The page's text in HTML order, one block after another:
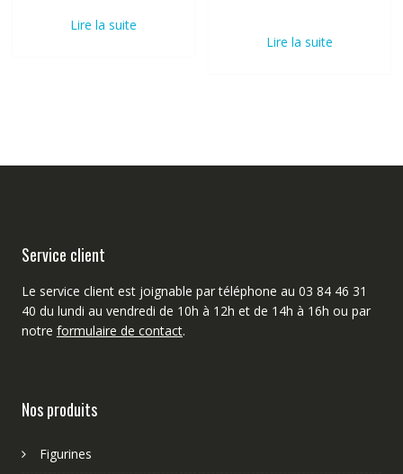
Lire la suite
Lire la suite
Service client
Le service client est joignable par téléphone au 03 84 46 31
40 du lundi au vendredi de 10h à 12h et de 14h à 16h ou par
notre formulaire de contact.
Nos produits
Figurines